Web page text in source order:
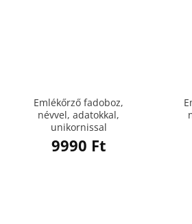
Emlékőrző fadoboz,
névvel, adatokkal,
unikornissal
9990 Ft